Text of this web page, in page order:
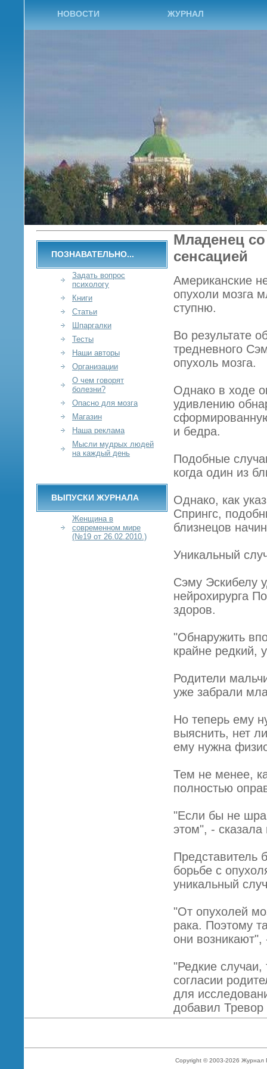
НОВОСТИ ЖУРНАЛ
Младенец со
сенсацией
Американские
опухоли мозга
ступню.
Во результате
тредневного
опухоль мозга.
Однако в ходе
удивлению
и бедра.
Подобные
когда один из
Однако, как
Спрингс,
близнецов
Уникальный
Сэму Эскибелу
нейрохирурга
здоров.
"Обнаружить
крайне редкий,
Родители
уже забрали
Но теперь ему
выяснить, нет
ему нужна
Тем не менее,
полностью
"Если бы не
этом", -
Представитель
борьбе с
уникальный
"От опухолей
рака. Поэтому
они возникают",
"Редкие
согласии
для
добавил Тревор
ПОЗНАВАТЕЛЬНО...
Задать вопрос
психологу
Книги
Статьи
Шпаргалки
Тесты
Наши авторы
Организации
О чем говорят
болезни?
Опасно для мозга
Магазин
Наша реклама
Мысли мудрых людей
на каждый день
ВЫПУСКИ ЖУРНАЛА
Женщина в
современном мире
(№19 от 26.02.2010.)
Copyright © 2003-2026 Журнал